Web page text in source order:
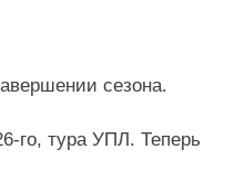
сезона.
го, тура УПЛ. Теперь